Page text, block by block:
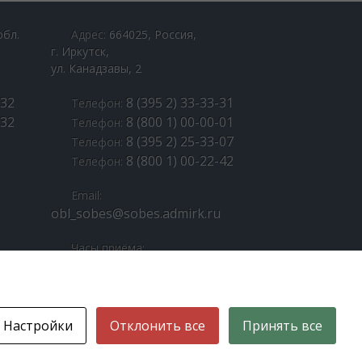
Адрес: 664025, Россия,
г. Иркутск,
ул. Канадзавы, 2
Телефон: 8 (395 2) 33-33-31
Телефон: 8 (800 1) 00-00-01
Телефон: 8 (395 2) 25-33-07
Телефон: 8 (800 1) 00-22-42
Email:
obl_sobes@sobes.admirk.ru
Часы приёма:
Настройки Отклонить все Принять все